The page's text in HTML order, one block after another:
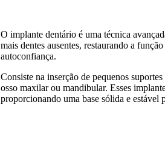
O implante dentário é uma técnica
mais dentes ausentes, restaurando a
autoconfiança.
Consiste na inserção de pequenos
osso maxilar ou mandibular. Esses
proporcionando uma base sólida e estável